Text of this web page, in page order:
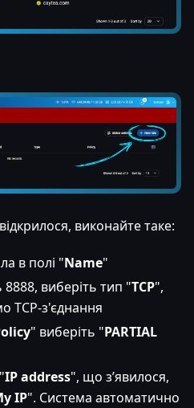
виконайте таке:
в полі "Name"
8888, виберіть тип "TCP",
TCP-з'єднання
" виберіть "PARTIAL
IP address", що з’явилося,
IP". Система автоматично